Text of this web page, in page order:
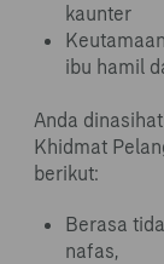
kaunter
ibu hamil
Anda
Khidmat
berikut:
Berasa
nafas,